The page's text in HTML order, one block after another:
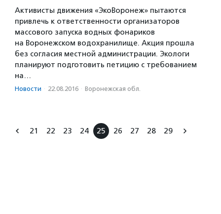
Активисты движения «ЭкоВоронеж» пытаются
привлечь к ответственности организаторов
массового запуска водных фонариков
на Воронежском водохранилище. Акция прошла
без согласия местной администрации. Экологи
планируют подготовить петицию с требованием
на…
Новости · 22.08.2016 · Воронежская обл.
21 22 23 24 25 26 27 28 29